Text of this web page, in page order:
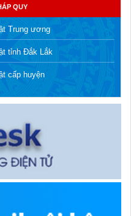
QUY
Trung ương
tỉnh Đắk Lắk
cấp huyện